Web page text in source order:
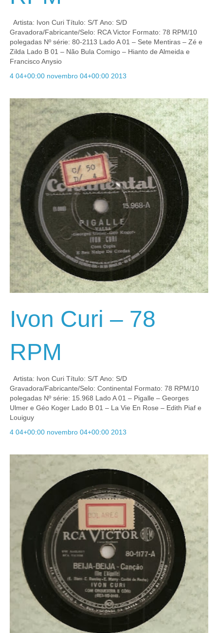
Artista: Ivon Curi Título: S/T Ano: S/D
Gravadora/Fabricante/Selo: RCA Victor Formato: 78 RPM/10
polegadas Nº série: 80-2113 Lado A 01 – Sete Mentiras – Zé e
Zilda Lado B 01 – Não Bula Comigo – Hianto de Almeida e
Francisco Anysio
4 04+00:00 novembro 04+00:00 2013
Ivon Curi – 78
RPM
Artista: Ivon Curi Título: S/T Ano: S/D
Gravadora/Fabricante/Selo: Continental Formato: 78 RPM/10
polegadas Nº série: 15.968 Lado A 01 – Pigalle – Georges
Ulmer e Géo Koger Lado B 01 – La Vie En Rose – Edith Piaf e
Louiguy
4 04+00:00 novembro 04+00:00 2013